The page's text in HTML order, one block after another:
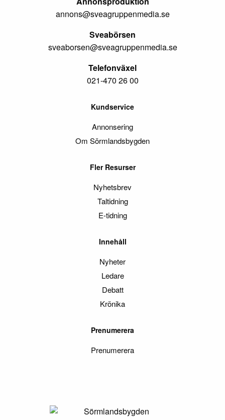
annons@sveagruppenmedia.se
Sveabörsen
sveaborsen@sveagruppenmedia.se
Telefonväxel
021-470 26 00
Kundservice
Annonsering
Om Sörmlandsbygden
Fler Resurser
Nyhetsbrev
Taltidning
E-tidning
Innehåll
Nyheter
Ledare
Debatt
Krönika
Prenumerera
Prenumerera